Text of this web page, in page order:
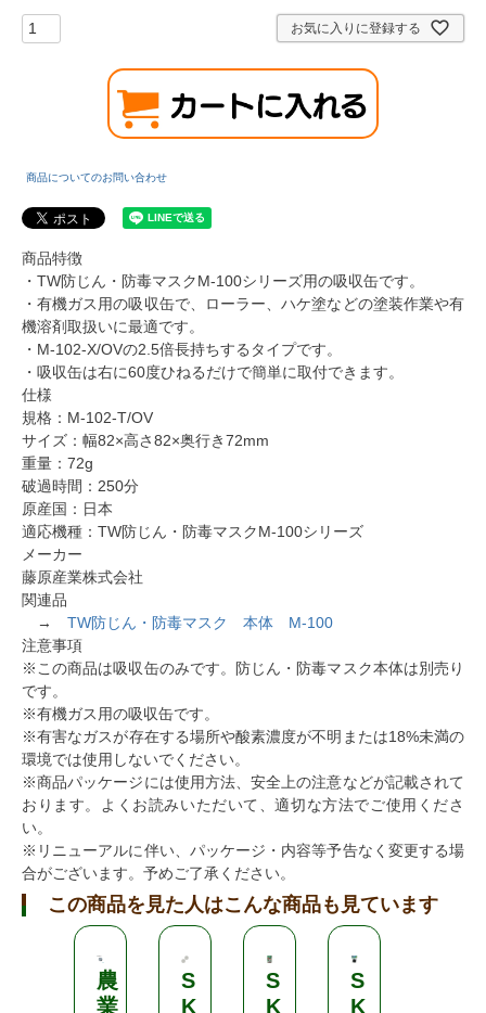
お気に入りに登録する
商品についてのお問い合わせ
商品特徴
・TW防じん・防毒マスクM-100シリーズ用の吸収缶です。
・有機ガス用の吸収缶で、ローラー、ハケ塗などの塗装作業や有
機溶剤取扱いに最適です。
・M-102-X/OVの2.5倍長持ちするタイプです。
・吸収缶は右に60度ひねるだけで簡単に取付できます。
仕様
規格：M-102-T/OV
サイズ：幅82×高さ82×奥行き72mm
重量：72g
破過時間：250分
原産国：日本
適応機種：TW防じん・防毒マスクM-100シリーズ
メーカー
藤原産業株式会社
関連品
→ TW防じん・防毒マスク 本体 M-100
注意事項
※この商品は吸収缶のみです。防じん・防毒マスク本体は別売り
です。
※有機ガス用の吸収缶です。
※有害なガスが存在する場所や酸素濃度が不明または18%未満の
環境では使用しないでください。
※商品パッケージには使用方法、安全上の注意などが記載されて
おります。よくお読みいただいて、適切な方法でご使用くださ
い。
※リニューアルに伴い、パッケージ・内容等予告なく変更する場
合がございます。予めご了承ください。
この商品を見た人はこんな商品も見ています
農
業
S
K
S
K
S
K